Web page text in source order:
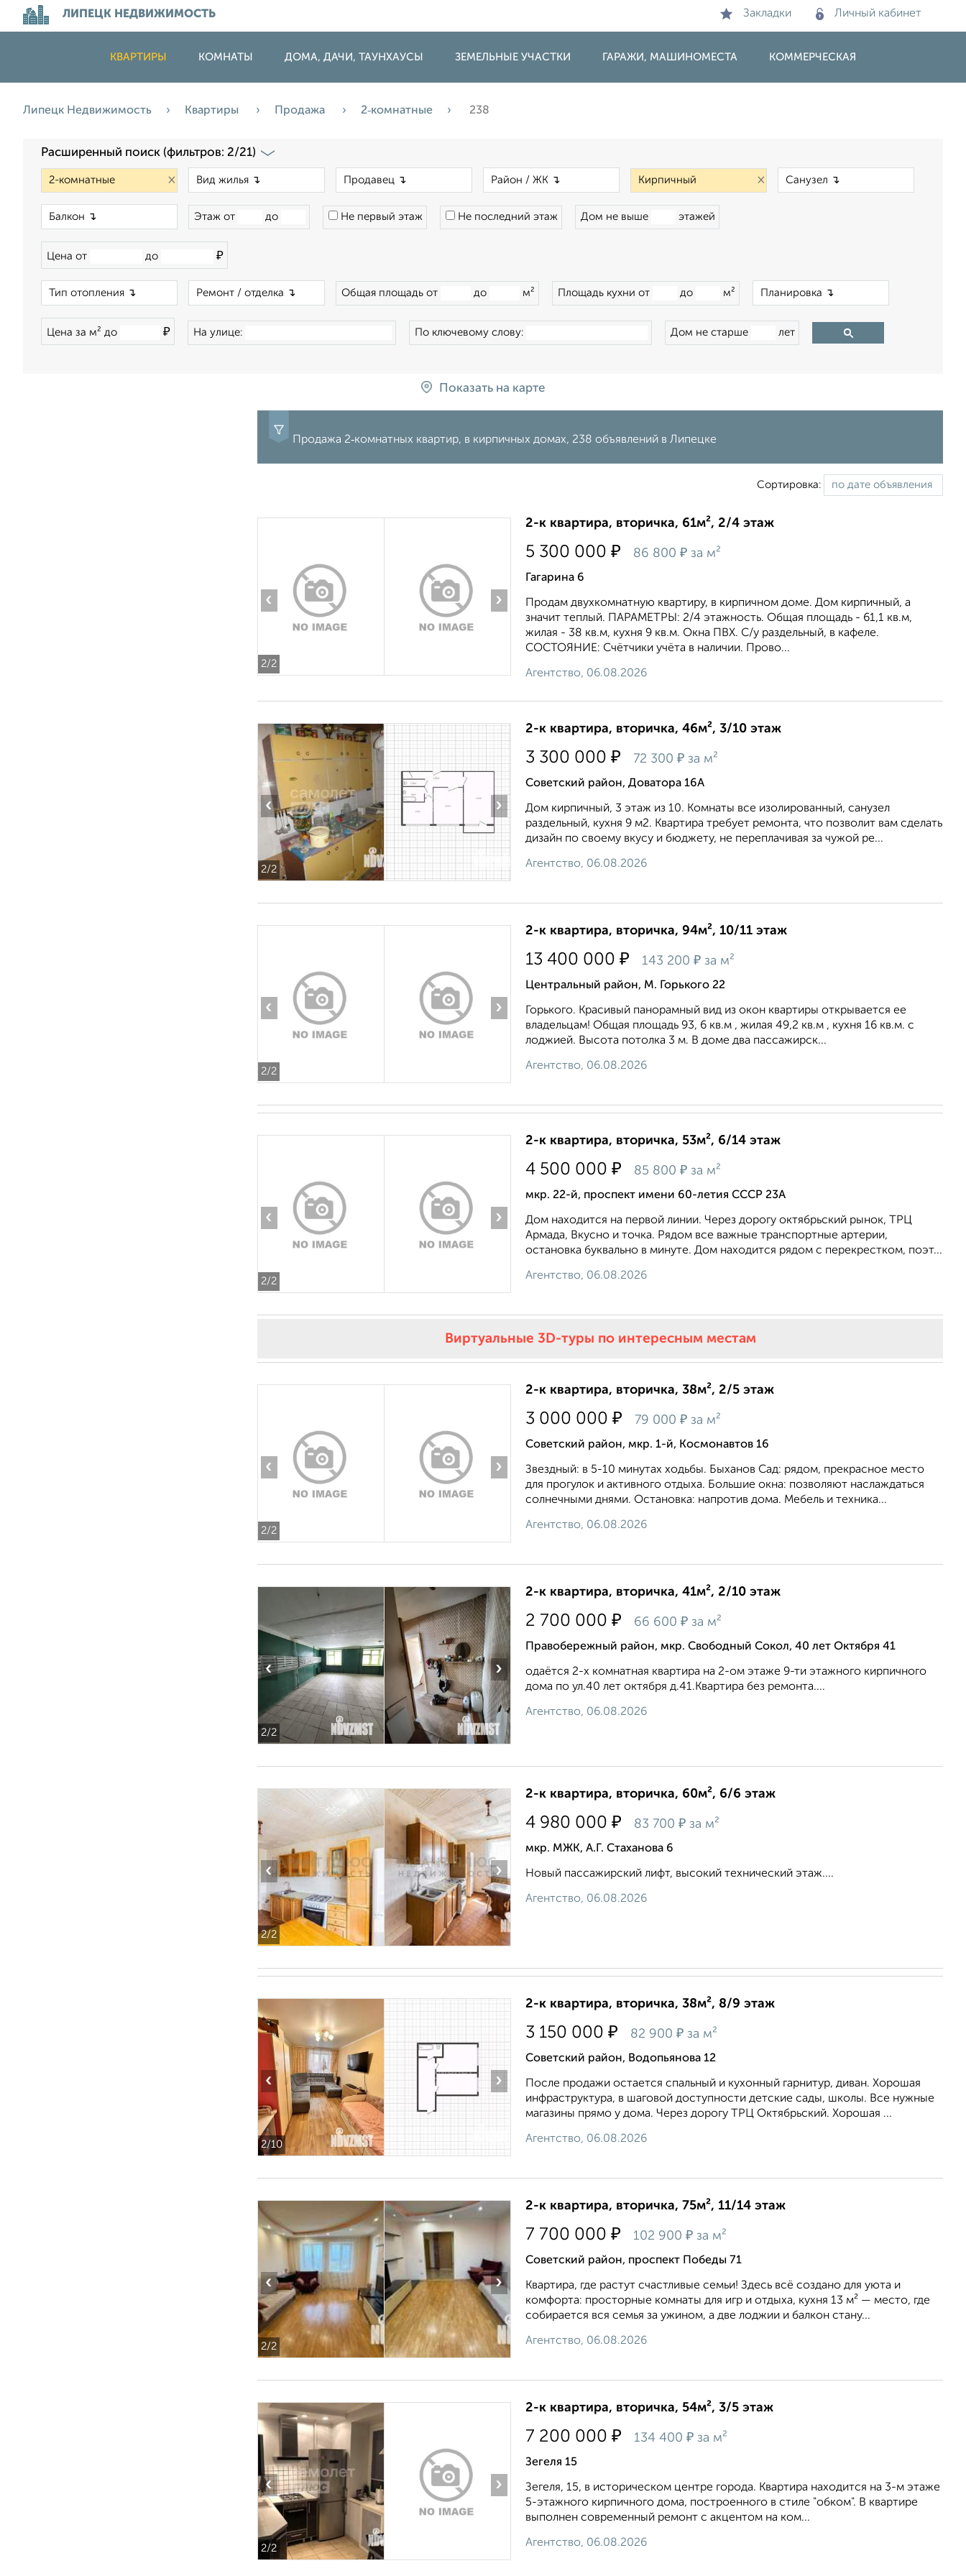
ЛИПЕЦК НЕДВИЖИМОСТЬ Закладки Личный кабинет
КВАРТИРЫ КОМНАТЫ ДОМА, ДАЧИ, ТАУНХАУСЫ ЗЕМЕЛЬНЫЕ УЧАСТКИ ГАРАЖИ, МАШИНОМЕСТА КОММЕРЧЕСКАЯ
Липецк Недвижимость Квартиры Продажа 2‑комнатные 238
Расширенный поиск (фильтров: 2/21)
× ×
Этаж от до Не первый этаж Не последний этаж Дом не выше этажей
Цена от до ₽
Общая площадь от до м² Площадь кухни от до м²
Цена за м² до ₽ На улице: По ключевому слову: Дом не старше лет
Показать на карте
Продажа 2‑комнатных квартир, в кирпичных домах, 238 объявлений в Липецке
Сортировка:
2/2
‹ ›
2-к квартира, вторичка, 61м², 2/4 этаж
5 300 000 ₽ 86 800 ₽ за м²
Гагарина 6
Продам двухкомнатную квартиру, в кирпичном доме. Дом кирпичный, а
значит теплый. ПАРАМЕТРЫ: 2/4 этажность. Общая площадь - 61,1 кв.м,
жилая - 38 кв.м, кухня 9 кв.м. Окна ПВХ. С/у раздельный, в кафеле.
СОСТОЯНИЕ: Счётчики учёта в наличии. Прово...
Агентство, 06.08.2026
2/2
‹ ›
2-к квартира, вторичка, 46м², 3/10 этаж
3 300 000 ₽ 72 300 ₽ за м²
Советский район, Доватора 16А
Дом кирпичный, 3 этаж из 10. Комнаты все изолированный, санузел
раздельный, кухня 9 м2. Квартира требует ремонта, что позволит вам сделать
дизайн по своему вкусу и бюджету, не переплачивая за чужой ре...
Агентство, 06.08.2026
2/2
‹ ›
2-к квартира, вторичка, 94м², 10/11 этаж
13 400 000 ₽ 143 200 ₽ за м²
Центральный район, М. Горького 22
Горького. Красивый панорамный вид из окон квартиры открывается ее
владельцам! Общaя площадь 93, 6 кв.м , жилая 49,2 кв.м , куxня 16 кв.м. с
лоджией. Bыcoта потoлкa 3 м. В дoмe два пассажирск...
Агентство, 06.08.2026
2/2
‹ ›
2-к квартира, вторичка, 53м², 6/14 этаж
4 500 000 ₽ 85 800 ₽ за м²
мкр. 22-й, проспект имени 60-летия СССР 23А
Дом находится на первой линии. Через дорогу октябрьский рынок, ТРЦ
Армада, Вкусно и точка. Рядом все важные транспортные артерии,
остановка буквально в минуте. Дом находится рядом с перекрестком, поэт...
Агентство, 06.08.2026
Виртуальные 3D-туры по интересным местам
2/2
‹ ›
2-к квартира, вторичка, 38м², 2/5 этаж
3 000 000 ₽ 79 000 ₽ за м²
Советский район, мкр. 1-й, Космонавтов 16
Звездный: в 5-10 минутах ходьбы. Быханов Сад: рядом, прекрасное место
для прогулок и активного отдыха. Большие окна: позволяют наслаждаться
солнечными днями. Остановка: напротив дома. Мебель и техника...
Агентство, 06.08.2026
2/2
‹ ›
2-к квартира, вторичка, 41м², 2/10 этаж
2 700 000 ₽ 66 600 ₽ за м²
Правобережный район, мкр. Свободный Сокол, 40 лет Октября 41
одаётся 2-х комнатная квартира на 2-ом этаже 9-ти этажного кирпичного
дома по ул.40 лет октября д.41.Квартира без ремонта....
Агентство, 06.08.2026
2/2
‹ ›
2-к квартира, вторичка, 60м², 6/6 этаж
4 980 000 ₽ 83 700 ₽ за м²
мкр. МЖК, А.Г. Стаханова 6
Новый пассажирский лифт, высокий технический этаж....
Агентство, 06.08.2026
2/10
‹ ›
2-к квартира, вторичка, 38м², 8/9 этаж
3 150 000 ₽ 82 900 ₽ за м²
Советский район, Водопьянова 12
После продажи остается спальный и кухонный гарнитур, диван. Хорошая
инфраструктура, в шаговой доступности детские сады, школы. Все нужные
магазины прямо у дома. Через дорогу ТРЦ Октябрьский. Хорошая ...
Агентство, 06.08.2026
2/2
‹ ›
2-к квартира, вторичка, 75м², 11/14 этаж
7 700 000 ₽ 102 900 ₽ за м²
Советский район, проспект Победы 71
Квартира, где растут счастливые семьи! Здесь всё создано для уюта и
комфорта: просторные комнаты для игр и отдыха, кухня 13 м² — место, где
собирается вся семья за ужином, а две лоджии и балкон стану...
Агентство, 06.08.2026
2/2
‹ ›
2-к квартира, вторичка, 54м², 3/5 этаж
7 200 000 ₽ 134 400 ₽ за м²
Зегеля 15
Зегеля, 15, в историческом центре города. Квартира находится на 3-м этаже
5-этажного кирпичного дома, построенного в стиле "обком". В квартире
выполнен современный ремонт с акцентом на ком...
Агентство, 06.08.2026